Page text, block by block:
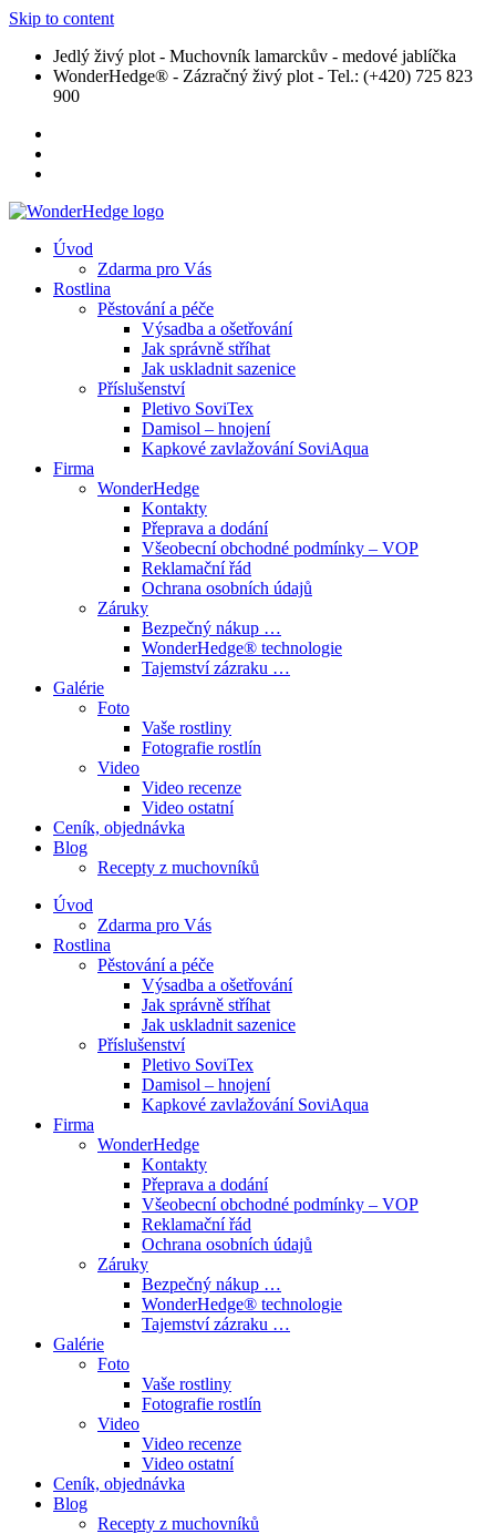
Skip to content
Jedlý živý plot - Muchovník lamarckův - medové jablíčka
WonderHedge® - Zázračný živý plot - Tel.: (+420) 725 823
900
Úvod
Zdarma pro Vás
Rostlina
Pěstování a péče
Výsadba a ošetřování
Jak správně stříhat
Jak uskladnit sazenice
Příslušenství
Pletivo SoviTex
Damisol – hnojení
Kapkové zavlažování SoviAqua
Firma
WonderHedge
Kontakty
Přeprava a dodání
Všeobecní obchodné podmínky – VOP
Reklamační řád
Ochrana osobních údajů
Záruky
Bezpečný nákup …
WonderHedge® technologie
Tajemství zázraku …
Galérie
Foto
Vaše rostliny
Fotografie rostlín
Video
Video recenze
Video ostatní
Ceník, objednávka
Blog
Recepty z muchovníků
Úvod
Zdarma pro Vás
Rostlina
Pěstování a péče
Výsadba a ošetřování
Jak správně stříhat
Jak uskladnit sazenice
Příslušenství
Pletivo SoviTex
Damisol – hnojení
Kapkové zavlažování SoviAqua
Firma
WonderHedge
Kontakty
Přeprava a dodání
Všeobecní obchodné podmínky – VOP
Reklamační řád
Ochrana osobních údajů
Záruky
Bezpečný nákup …
WonderHedge® technologie
Tajemství zázraku …
Galérie
Foto
Vaše rostliny
Fotografie rostlín
Video
Video recenze
Video ostatní
Ceník, objednávka
Blog
Recepty z muchovníků